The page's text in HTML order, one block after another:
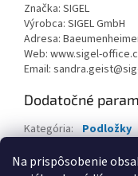
Na prispôsobenie
Značka: SIGEL
Výrobca: SIGEL GmbH
Adresa:
Web: www.sigel-
Email:
Dodatočné
Kategória: Podložky